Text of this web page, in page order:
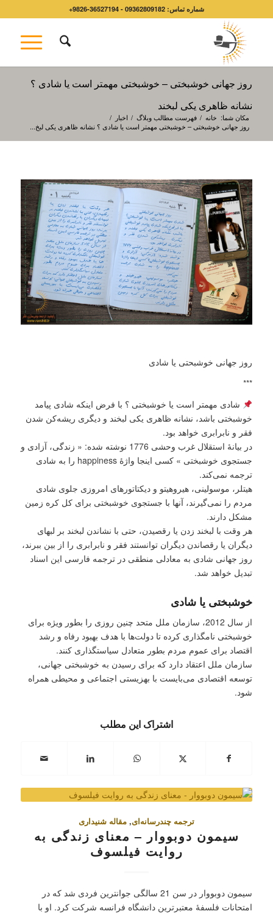
شماره تماس: 09362809182 - 36527194-9826+
روز جهانی خوشبختی – خوشبختی مهمتر است یا شادی ؟
نشانه ظاهری یکی لبخند
مکان شما: خانه / فهرست مطالب وبلاگ / اخبار /
روز جهانی خوشبختی – خوشبختی مهمتر است یا شادی ؟ نشانه ظاهری یکی لبخ...
روز جهانی خوشبحتی یا شادی
***
شادی مهمتر است یا خوشبختی ؟ با فرض اینکه شادی پیامد
خوشبختی باشد، نشانه ظاهری یکی لبخند و دیگری ریشه‌کن شدن
فقر و نابرابری خواهد بود.
در بیانۀ استقلال غرب وحشی 1776 نوشته شده: « زندگی، آزادی و
جستجوی خوشبختی » کسی اینجا واژۀ happiness را به شادی
ترجمه نمی‌کند.
هیتلر، موسولینی، هیروهیتو و دیکتاتورهای امروزی جلوی شادی
مردم را نمی‌گیرند، آنها با جستجوی خوشبختی برای کل کره زمین
مشکل دارند.
هر وقت با لبخند زدن یا رقصیدن، حتی با نشاندن لبخند بر لبهای
دیگران یا رقصاندن دیگران توانستند فقر و نابرابری را از بین ببرند،
روز جهانی شادی به معادلی منطقی در ترجمه فارسی این اسناد
تبدیل خواهد شد.
خوشبختی یا شادی
از سال 2012، سازمان ملل متحد چنین روزی را بطور ویژه برای
خوشبختی نامگذاری کرده تا دولت‌ها با هدف بهبود رفاه و رشد
اقتصاد برای عموم مردم بطور متعادل سیاستگذاری کنند.
سازمان ملل اعتقاد دارد که برای رسیدن به خوشبختی جهانی،
توسعه اقتصادی می‌بایست با بهزیستی اجتماعی و محیطی همراه
شود.
اشتراک این مطلب
ترجمه چندرسانه‌ای, مقاله شنیداری
سیمون دوبووار – معنای زندگی به
روایت فیلسوف
سیمون دوبووار در سن 21 سالگی جوانترین فردی شد که در
امتحانات فلسفۀ معتبرترین دانشگاه فرانسه شرکت کرد. او با